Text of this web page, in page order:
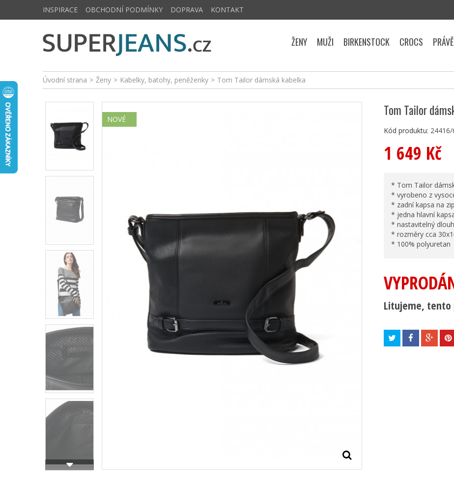
Úvodní strana > Ženy > Kabelky, batohy, peněženky > Tom Tailor dámská kabelka
NOVÉ
Tom Tailor
Kód produktu: 24416/
1 649 Kč
* Tom Tailor
* vyrobeno z
* zadní kapsa na zip
* jedna hlavní
* nastavitelný
* rozměry cca
* 100% polyuretan
Litujeme, tento
INSPIRACE OBCHODNÍ PODMÍNKY DOPRAVA KONTAKT
ŽENY MUŽI BIRKENSTOCK CROCS